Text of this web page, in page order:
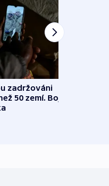
zadržováni
50 zemí. Bojovali